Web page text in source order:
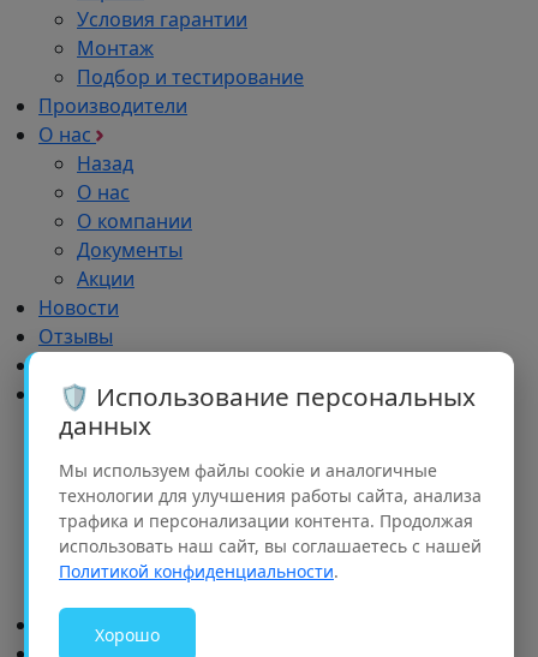
🛡️ Использование персональных
данных
Мы используем файлы cookie и аналогичные
технологии для улучшения работы сайта, анализа
трафика и персонализации контента. Продолжая
использовать наш сайт, вы соглашаетесь с нашей
Политикой конфиденциальности.
Хорошо
Условия гарантии
Монтаж
Подбор и тестирование
Производители
О нас
Назад
О нас
О компании
Документы
Акции
Новости
Отзывы
Дилерам
Назад
Обучение
Реклама
Партнерский портфель
Рализация проектов
Доставка и оплата